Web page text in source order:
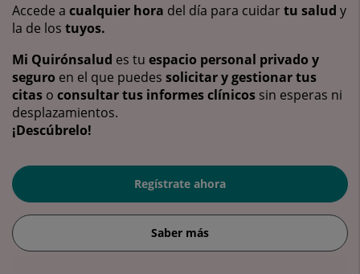
Accede a cualquier hora del día para cuidartu salud y
la de los tuyos.
Mi Quirónsalud es tu espacio personal privado y
seguro en el que puedes solicitar y gestionar tus
citas o consultar tus informes clínicos sin esperas ni
desplazamientos.
¡Descúbrelo!
Regístrate ahora
Saber más